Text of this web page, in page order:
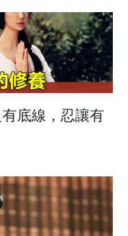
底線，忍讓有